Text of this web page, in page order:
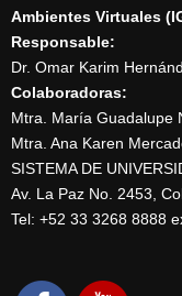
Ambientes Virtuales
Responsable:
Dr. Omar Karim
Colaboradoras:
Mtra. María Guadalupe
Mtra. Ana Karen
SISTEMA DE
Av. La Paz No. 2453,